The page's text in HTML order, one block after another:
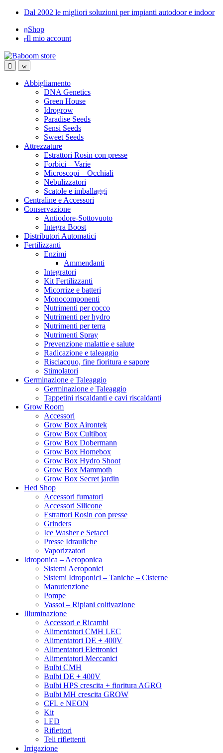
Skip
navigation
Skip
content
Dal 2002 le migliori soluzioni per impianti autodoor e indoor
Shop
Il mio account
Abbigliamento
DNA Genetics
Green House
Idrogrow
Paradise Seeds
Sensi Seeds
Sweet Seeds
Attrezzature
Estrattori Rosin con presse
Forbici – Varie
Microscopi – Occhiali
Nebulizzatori
Scatole e imballaggi
Centraline e Accessori
Conservazione
Antiodore-Sottovuoto
Integra Boost
Distributori Automatici
Fertilizzanti
Enzimi
Ammendanti
Integratori
Kit Fertilizzanti
Micorrize e batteri
Monocomponenti
Nutrimenti per cocco
Nutrimenti per hydro
Nutrimenti per terra
Nutrimenti Spray
Prevenzione malattie e salute
Radicazione e taleaggio
Risciacquo, fine fioritura e sapore
Stimolatori
Germinazione e Taleaggio
Germinazione e Taleaggio
Tappetini riscaldanti e cavi riscaldanti
Grow Room
Accessori
Grow Box Airontek
Grow Box Cultibox
Grow Box Dobermann
Grow Box Homebox
Grow Box Hydro Shoot
Grow Box Mammoth
Grow Box Secret jardin
Hed Shop
Accessori fumatori
Accessori Silicone
Estrattori Rosin con presse
Grinders
Ice Washer e Setacci
Presse Idrauliche
Vaporizzatori
Idroponica – Aeroponica
Sistemi Aeroponici
Sistemi Idroponici – Taniche – Cisterne
Manutenzione
Pompe
Vassoi – Ripiani coltivazione
Illuminazione
Accessori e Ricambi
Alimentatori CMH LEC
Alimentatori DE + 400V
Alimentatori Elettronici
Alimentatori Meccanici
Bulbi CMH
Bulbi DE + 400V
Bulbi HPS crescita + fioritura AGRO
Bulbi MH crescita GROW
CFL e NEON
Kit
LED
Riflettori
Teli riflettenti
Irrigazione